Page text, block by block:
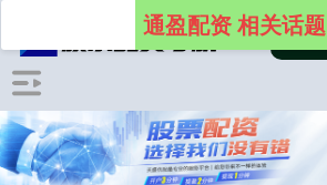
通盈配资 相关话题